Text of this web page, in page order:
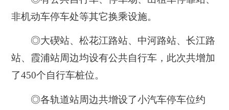
非机动车停车处等其它换乘设施。
◎大碶站、松花江路站、中河路站、长江路
站、霞浦站周边均设有公共自行车，此次共增加
了450个自行车桩位。
◎各轨道站周边共增设了小汽车停车位约